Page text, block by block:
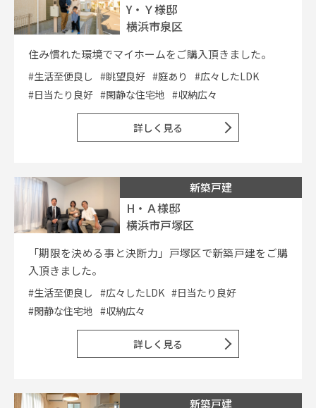
Y・Ｙ様邸
横浜市泉区
住み慣れた環境でマイホームをご購入頂きました。
#生活至便良し #眺望良好 #庭あり
#広々したLDK
#日当たり良好 #閑静な住宅地 #収納広々
詳しく見る
新築戸建
H・Ａ様邸
横浜市戸塚区
「期限を決める事と決断力」戸塚区で新築戸建をご購
入頂きました。
#生活至便良し #広々したLDK #日当たり良好
#閑静な住宅地 #収納広々
詳しく見る
新築戸建